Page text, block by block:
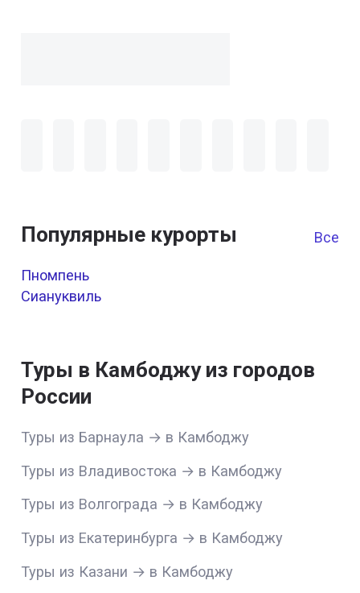
Популярные курорты Все
Пномпень
Сиануквиль
Туры в Камбоджу из городов
России
Туры из Барнаула → в Камбоджу
Туры из Владивостока → в Камбоджу
Туры из Волгограда → в Камбоджу
Туры из Екатеринбурга → в Камбоджу
Туры из Казани → в Камбоджу